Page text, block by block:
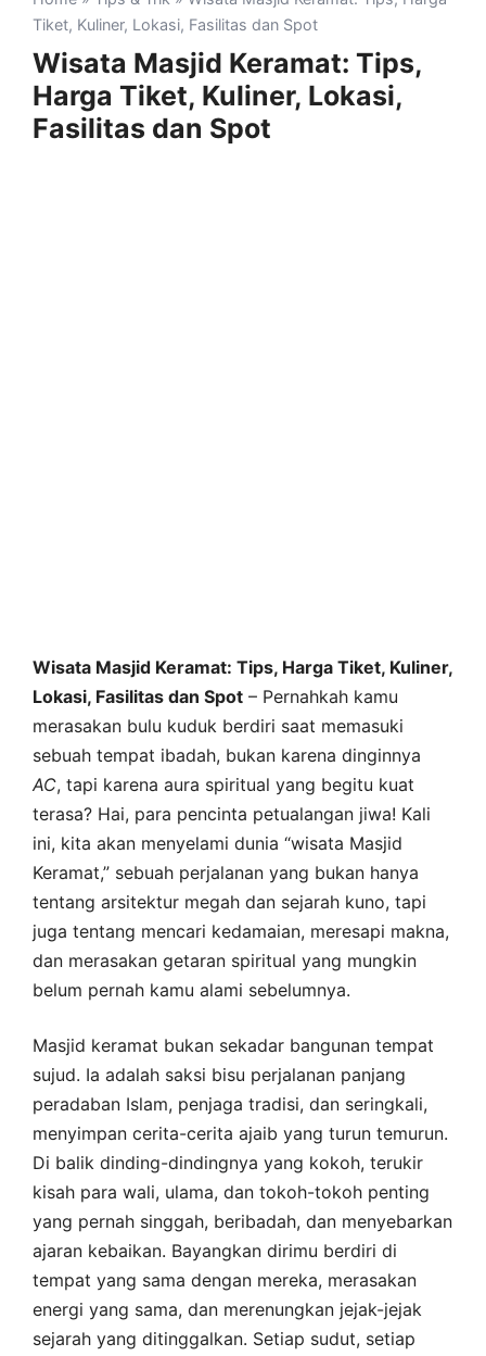
Tiket, Kuliner, Lokasi, Fasilitas dan Spot
Wisata Masjid Keramat: Tips,
Harga Tiket, Kuliner, Lokasi,
Fasilitas dan Spot
Wisata Masjid Keramat: Tips, Harga Tiket, Kuliner,
Lokasi, Fasilitas dan Spot – Pernahkah kamu
merasakan bulu kuduk berdiri saat memasuki
sebuah tempat ibadah, bukan karena dinginnya
AC, tapi karena aura spiritual yang begitu kuat
terasa? Hai, para pencinta petualangan jiwa! Kali
ini, kita akan menyelami dunia “wisata Masjid
Keramat,” sebuah perjalanan yang bukan hanya
tentang arsitektur megah dan sejarah kuno, tapi
juga tentang mencari kedamaian, meresapi makna,
dan merasakan getaran spiritual yang mungkin
belum pernah kamu alami sebelumnya.
Masjid keramat bukan sekadar bangunan tempat
sujud. Ia adalah saksi bisu perjalanan panjang
peradaban Islam, penjaga tradisi, dan seringkali,
menyimpan cerita-cerita ajaib yang turun temurun.
Di balik dinding-dindingnya yang kokoh, terukir
kisah para wali, ulama, dan tokoh-tokoh penting
yang pernah singgah, beribadah, dan menyebarkan
ajaran kebaikan. Bayangkan dirimu berdiri di
tempat yang sama dengan mereka, merasakan
energi yang sama, dan merenungkan jejak-jejak
sejarah yang ditinggalkan. Setiap sudut, setiap